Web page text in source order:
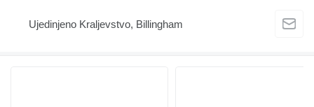
Ujedinjeno Kraljevstvo, Billingham